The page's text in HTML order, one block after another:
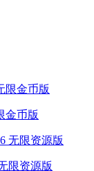
金币版
限资源版